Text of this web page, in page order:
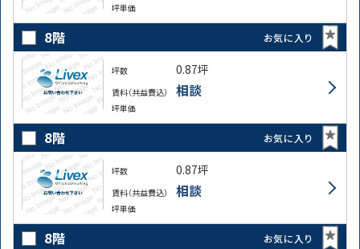
坪単価
8階 お気に入り
坪数 0.87坪
賃料（共益費込） 相談
坪単価
8階 お気に入り
坪数 0.87坪
賃料（共益費込） 相談
坪単価
8階 お気に入り